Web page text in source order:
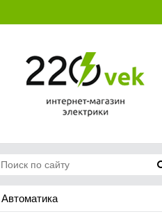
Автоматика